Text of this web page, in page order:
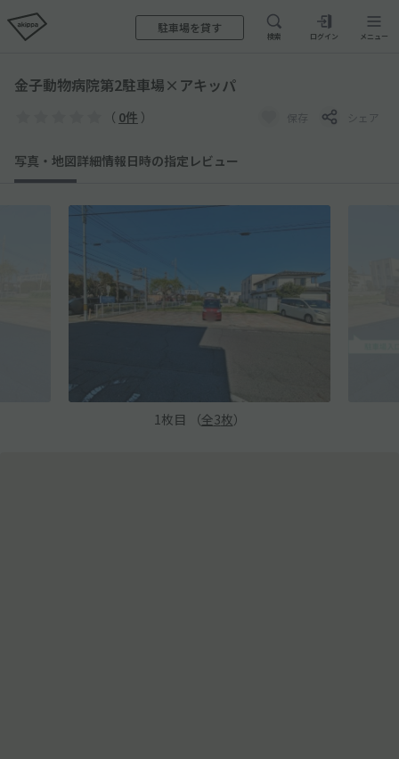
駐車場を貸す
検索 ログイン メニュー
金子動物病院第2駐車場×アキッパ
（ 0件 ） 保存 シェア
写真・地図詳細情報日時の指定 レビュー
1 枚目 （全3枚）